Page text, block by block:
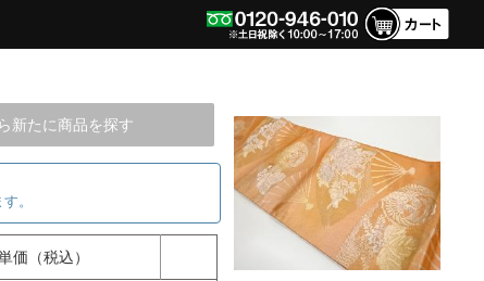
新たに商品を探す
。
価（税込）